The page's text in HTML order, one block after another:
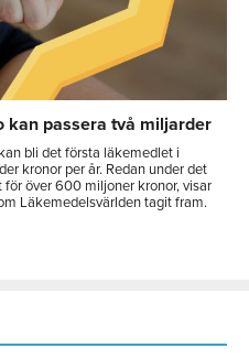
kan passera två miljarder
bli det första läkemedlet i
kronor per år. Redan under det
över 600 miljoner kronor, visar
Läkemedelsvärlden tagit fram.